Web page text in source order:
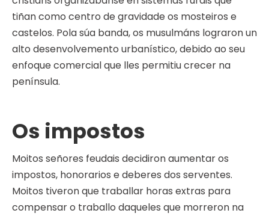
tiñan como centro de gravidade os mosteiros e
castelos. Pola súa banda, os musulmáns lograron un
alto desenvolvemento urbanístico, debido ao seu
enfoque comercial que lles permitiu crecer na
península.
Os impostos
Moitos señores feudais decidiron aumentar os
impostos, honorarios e deberes dos serventes.
Moitos tiveron que traballar horas extras para
compensar o traballo daqueles que morreron na